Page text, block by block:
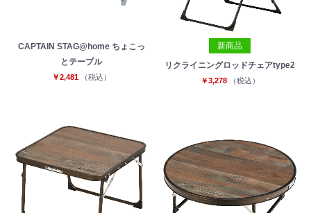
CAPTAIN STAG@home ちょこっ
とテーブル
￥2,481 （税込）
新商品
リクライニングロッドチェアtype2
￥3,278 （税込）